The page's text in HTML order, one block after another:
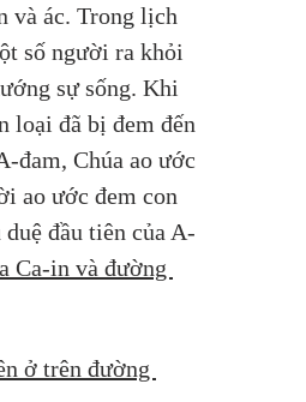
và ác. Trong lịch
số người ra khỏi
sự sống. Khi
loại đã bị đem đến
đam, Chúa ao ước
ao ước đem con
đầu tiên của A-
Ca-in và đường
ở trên đường